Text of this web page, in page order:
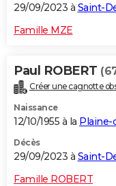
29/09/2023 à Saint-
Famille MZE
Paul ROBERT
Créer une cagnotte
Naissance
12/10/1955 à la Plaine-
Décès
29/09/2023 à Saint-
Famille ROBERT